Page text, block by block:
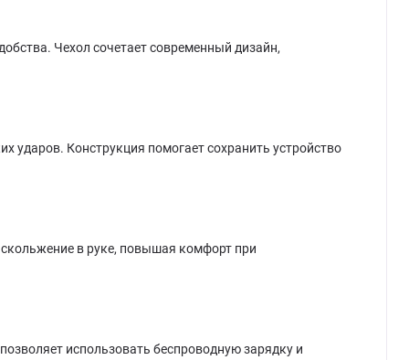
Чехол сочетает современный дизайн,
ударов. Конструкция помогает сохранить устройство
в руке, повышая комфорт при
использовать беспроводную зарядку и